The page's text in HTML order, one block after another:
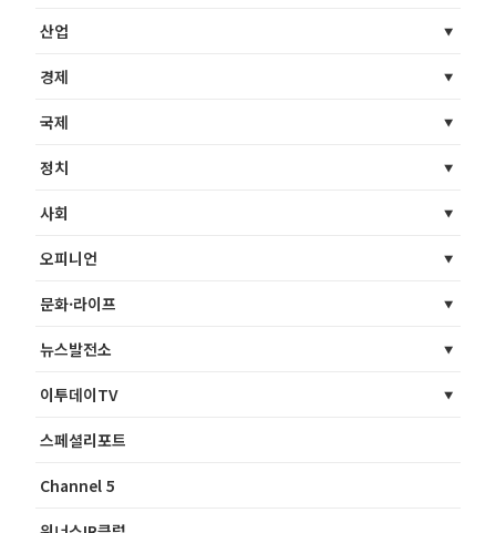
산업
경제
국제
정치
사회
오피니언
문화·라이프
뉴스발전소
이투데이TV
스페셜리포트
Channel 5